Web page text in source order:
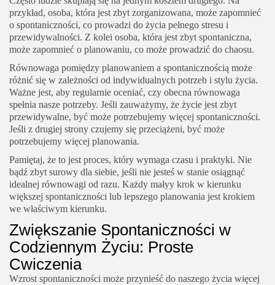
przykład, osoba, która jest zbyt zorganizowana, może zapomnieć
o spontaniczności, co prowadzi do życia pełnego stresu i
przewidywalności. Z kolei osoba, która jest zbyt spontaniczna,
może zapomnieć o planowaniu, co może prowadzić do chaosu.
Równowaga pomiędzy planowaniem a spontanicznością może
różnić się w zależności od indywidualnych potrzeb i stylu życia.
Ważne jest, aby regularnie oceniać, czy obecna równowaga
spełnia nasze potrzeby. Jeśli zauważymy, że życie jest zbyt
przewidywalne, być może potrzebujemy więcej spontaniczności.
Jeśli z drugiej strony czujemy się przeciążeni, być może
potrzebujemy więcej planowania.
Pamiętaj, że to jest proces, który wymaga czasu i praktyki. Nie
bądź zbyt surowy dla siebie, jeśli nie jesteś w stanie osiągnąć
idealnej równowagi od razu. Każdy małyy krok w kierunku
większej spontaniczności lub lepszego planowania jest krokiem
we właściwym kierunku.
Zwiększanie Spontaniczności w
Codziennym Życiu: Proste
Cwiczenia
Wzrost spontaniczności może przynieść do naszego życia więcej